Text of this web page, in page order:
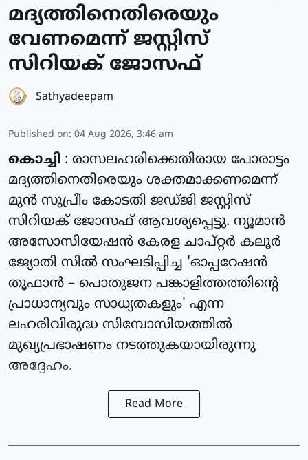
മദ്യത്തിനെതിരെയും
വേണമെന്ന് ജസ്റ്റിസ്
സിറിയക് ജോസഫ്
Sathyadeepam
Published on: 04 Aug 2026, 3:46 am
കൊച്ചി : രാസലഹരിക്കെതിരായ പോരാട്ടം
മദ്യത്തിനെതിരെയും ശക്തമാക്കണമെന്ന്
മുൻ സുപ്രീം കോടതി ജഡ്ജി ജസ്റ്റിസ്
സിറിയക് ജോസഫ് ആവശ്യപ്പെട്ടു. ന്യൂമാൻ
അസോസിയേഷൻ കേരള ചാപ്റ്റർ കലൂർ
ജ്യോതി സിൽ സംഘടിപ്പിച്ച 'ഓപ്പറേഷൻ
തൂഫാൻ – പൊതുജന പങ്കാളിത്തത്തിന്റെ
പ്രാധാന്യവും സാധ്യതകളും' എന്ന
ലഹരിവിരുദ്ധ സിമ്പോസിയത്തിൽ
മുഖ്യപ്രഭാഷണം നടത്തുകയായിരുന്നു
അദ്ദേഹം.
Read More